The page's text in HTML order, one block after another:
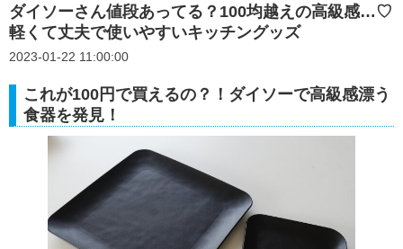
ダイソーさん値段あってる？100均越えの高級感…♡
軽くて丈夫で使いやすいキッチングッズ
2023-01-22 11:00:00
これが100円で買えるの？！ダイソーで高級感漂う
食器を発見！